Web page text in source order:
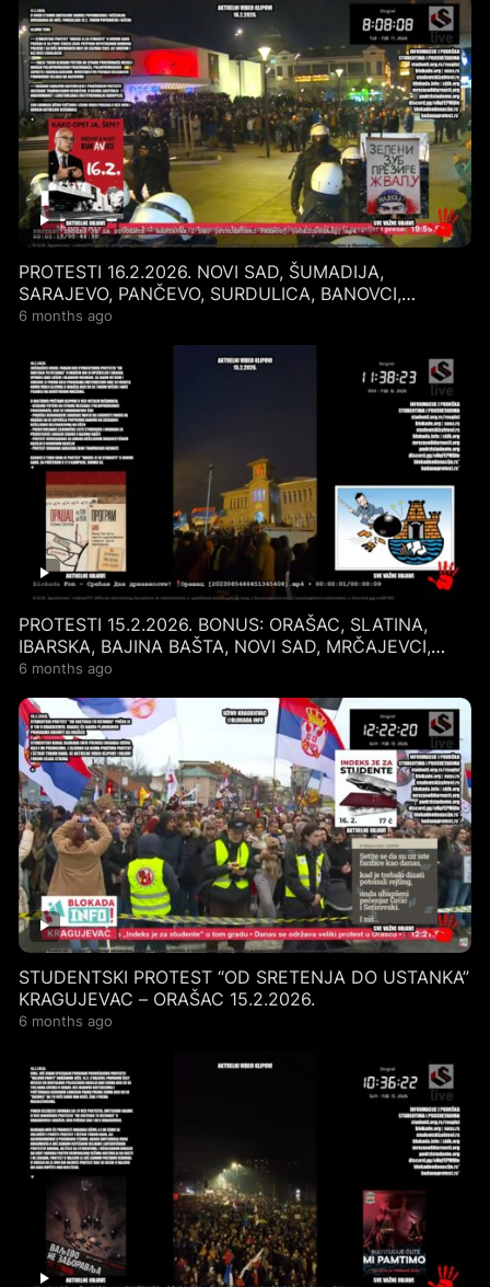
PROTESTI 16.2.2026. NOVI SAD, ŠUMADIJA,
SARAJEVO, PANČEVO, SURDULICA, BANOVCI,
SREMSKA MITROVICA…
6 months ago
PROTESTI 15.2.2026. BONUS: ORAŠAC, SLATINA,
IBARSKA, BAJINA BAŠTA, NOVI SAD, MRČAJEVCI,
SARAJEVO…
6 months ago
STUDENTSKI PROTEST “OD SRETENJA DO USTANKA”
KRAGUJEVAC – ORAŠAC 15.2.2026.
6 months ago